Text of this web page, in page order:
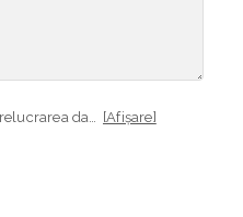
[Afișare]